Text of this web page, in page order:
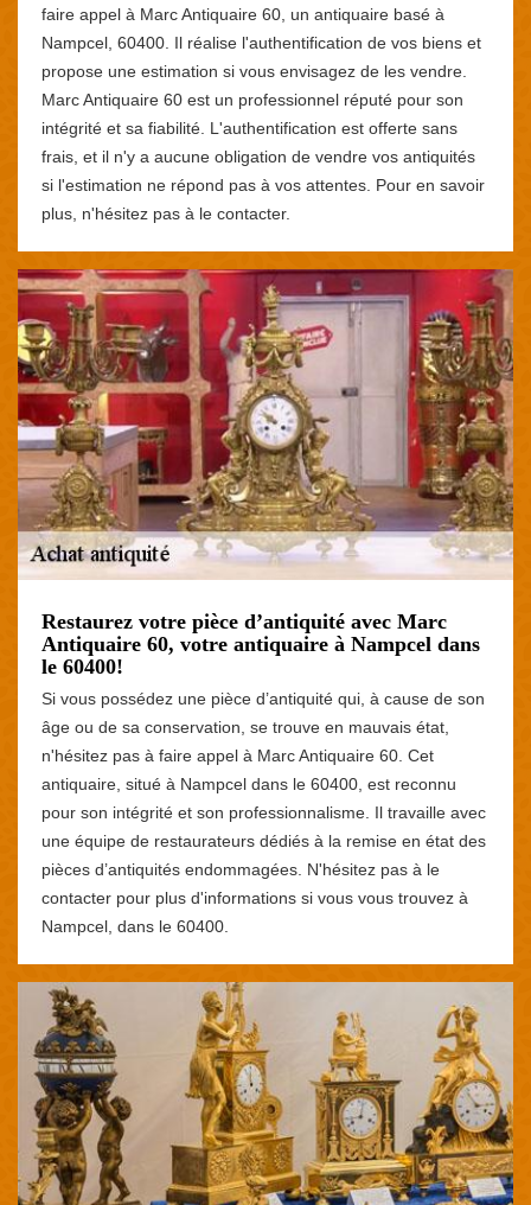
faire appel à Marc Antiquaire 60, un antiquaire basé à
Nampcel, 60400. Il réalise l'authentification de vos biens et
propose une estimation si vous envisagez de les vendre.
Marc Antiquaire 60 est un professionnel réputé pour son
intégrité et sa fiabilité. L'authentification est offerte sans
frais, et il n'y a aucune obligation de vendre vos antiquités
si l'estimation ne répond pas à vos attentes. Pour en savoir
plus, n'hésitez pas à le contacter.
Restaurez votre pièce d’antiquité avec Marc
Antiquaire 60, votre antiquaire à Nampcel dans
le 60400!
Si vous possédez une pièce d’antiquité qui, à cause de son
âge ou de sa conservation, se trouve en mauvais état,
n'hésitez pas à faire appel à Marc Antiquaire 60. Cet
antiquaire, situé à Nampcel dans le 60400, est reconnu
pour son intégrité et son professionnalisme. Il travaille avec
une équipe de restaurateurs dédiés à la remise en état des
pièces d’antiquités endommagées. N'hésitez pas à le
contacter pour plus d'informations si vous vous trouvez à
Nampcel, dans le 60400.